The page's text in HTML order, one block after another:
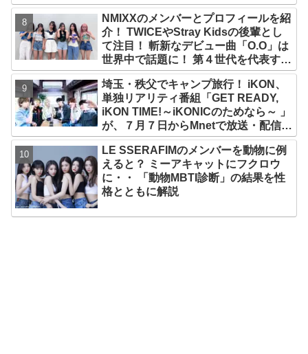
NMIXXのメンバーとプロフィールを紹
介！ TWICEやStray Kidsの後輩とし
て注目！ 斬新なデビュー曲「O.O」は
世界中で話題に！ 第４世代を代表する
美女ソリュンをはじめ、全員ビジュア
ルメンバーといわれるその魅力をチェ
ック
埼玉・秩父でキャンプ旅行！ iKON、
単独リアリティ番組「GET READY,
iKON TIME!～iKONICのためなら～ 」
が、７月７日からMnetで放送・配信ス
タート
LE SSERAFIMのメンバーを動物に例
えると？ ミーアキャットにフクロウ
に・・ 「動物MBTI診断」の結果を性
格とともに解説